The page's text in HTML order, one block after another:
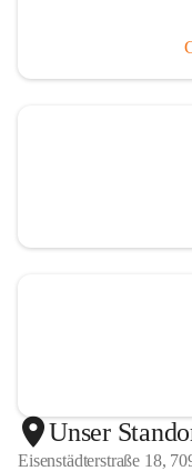
Unser
Eisenstädterstraße 18,